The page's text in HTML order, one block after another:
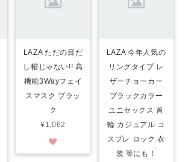
LAZA ただの目だ
し帽じゃない!! 高
機能3Wayフェイ
スマスク ブラッ
ク
¥1,062
LAZA 今年人気の
リングタイプ レ
ザーチョーカー
ブラックカラー
ユニセックス 首
輪 カジュアル コ
スプレ ロック 衣
装 等にも！